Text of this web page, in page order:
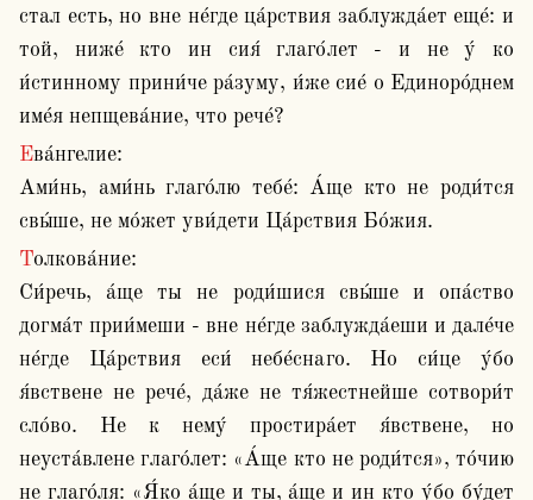
стал есть, но вне не́где ца́рствия заблужда́ет еще́: и
той, ниже́ кто ин сия́ глаго́лет - и не у́ ко
и́стинному прини́че ра́зуму, и́же сие́ о Единоро́днем
име́я непщева́ние, что рече́?
Ева́нгелие:
Ами́нь, ами́нь глаго́лю тебе́: А́ще кто не роди́тся
свы́ше, не мо́жет уви́дети Ца́рствия Бо́жия.
Толкова́ние:
Си́речь, а́ще ты не роди́шися свы́ше и опа́ство
догма́т прии́меши - вне не́где заблужда́еши и дале́че
не́где Ца́рствия еси́ небе́снаго. Но си́це у́бо
я́вствене не рече́, да́же не тя́жестнейше сотвори́т
сло́во. Не к нему́ простира́ет я́вствене, но
неуста́влене глаго́лет: «А́ще кто не роди́тся», то́чию
не глаго́ля: «Я́ко а́ще и ты, а́ще и ин кто у́бо бу́дет